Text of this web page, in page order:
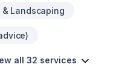
& Landscaping
all 32 services